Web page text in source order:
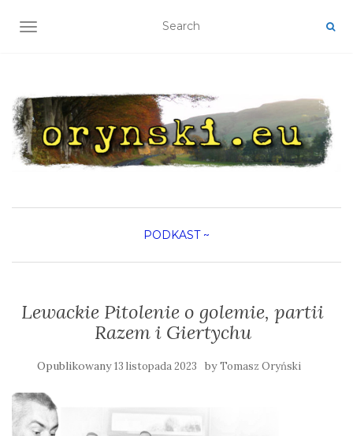
TOGGLE NAVIGATION
PODKAST ~
Lewackie Pitolenie o golemie, partii
Razem i Giertychu
Opublikowany13 listopada 2023 byTomasz Oryński